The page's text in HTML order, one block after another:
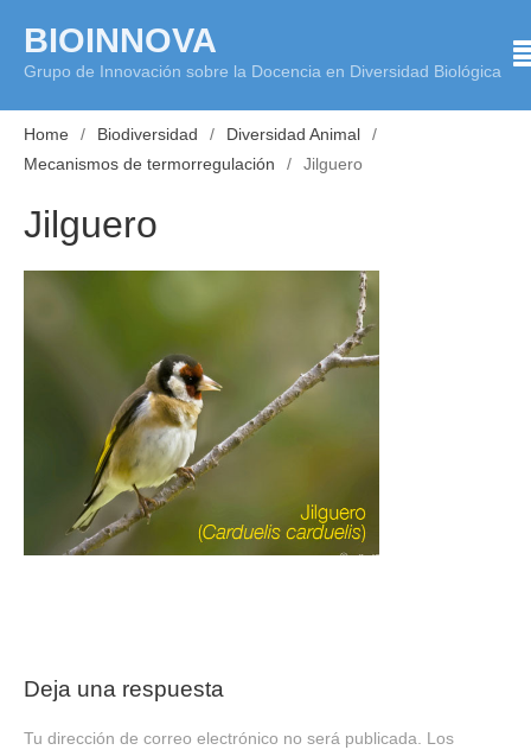
content
BIOINNOVA
Grupo de Innovación sobre la Docencia en Diversidad Biológica
Home Biodiversidad
Diversidad Animal
Mecanismos de termorregulación
Jilguero
Jilguero
Deja una respuesta
Tu dirección de correo electrónico no será publicada.
Los